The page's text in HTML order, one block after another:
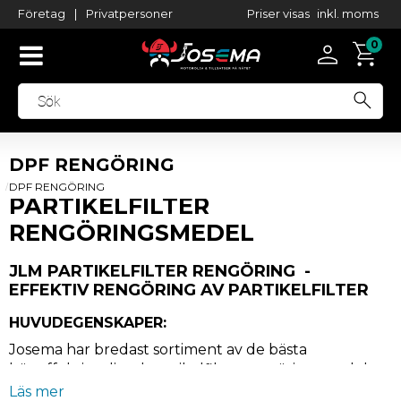
Företag | Privatpersoner Priser visas inkl. moms
DPF RENGÖRING
DPF RENGÖRING
PARTIKELFILTER
RENGÖRINGSMEDEL
JLM PARTIKELFILTER RENGÖRING -
EFFEKTIV RENGÖRING AV PARTIKELFILTER
HUVUDEGENSKAPER:
Josema har bredast sortiment av de bästa
högeffektiva diesel partikelfilter rengöringsmedel
från JLM Lubricants.
Läs mer